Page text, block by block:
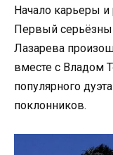
Начало карьеры и
Первый
Лазарева
вместе с Владом
популярного
поклонников.